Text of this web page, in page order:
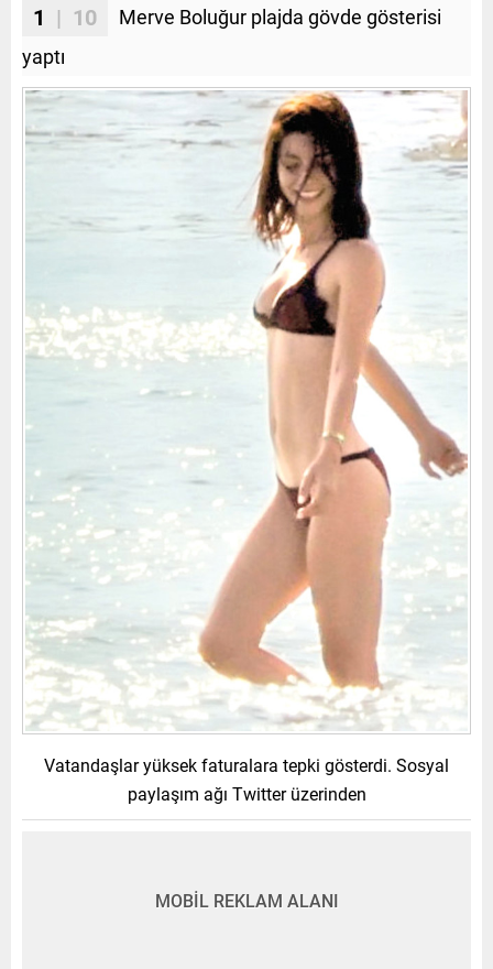
1 | 10
Merve Boluğur plajda gövde gösterisi
yaptı
Vatandaşlar yüksek faturalara tepki gösterdi. Sosyal
paylaşım ağı Twitter üzerinden
MOBİL REKLAM ALANI